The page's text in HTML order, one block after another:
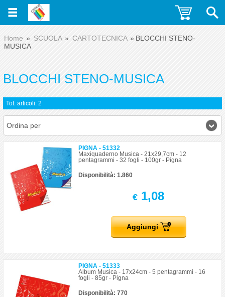
Home SCUOLA CARTOTECNICA
BLOCCHI STENO-
MUSICA
BLOCCHI STENO-MUSICA
Tot. articoli: 2
Ordina per
PIGNA - 51332
Maxiquaderno Musica - 21x29,7cm - 12
pentagrammi - 32 fogli - 100gr - Pigna
Disponibilità: 1.860
€ 1,08
Aggiungi
PIGNA - 51333
Album Musica - 17x24cm - 5 pentagrammi - 16
fogli - 85gr - Pigna
Disponibilità: 770